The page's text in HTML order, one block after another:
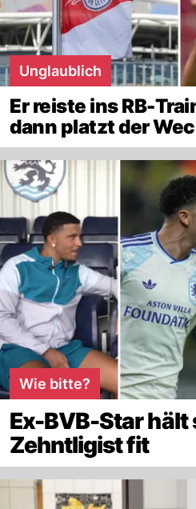
Unglaublich
Er reiste ins RB-
dann platzt der
Wie bitte?
Ex-BVB-Star hält
Zehntligist fit